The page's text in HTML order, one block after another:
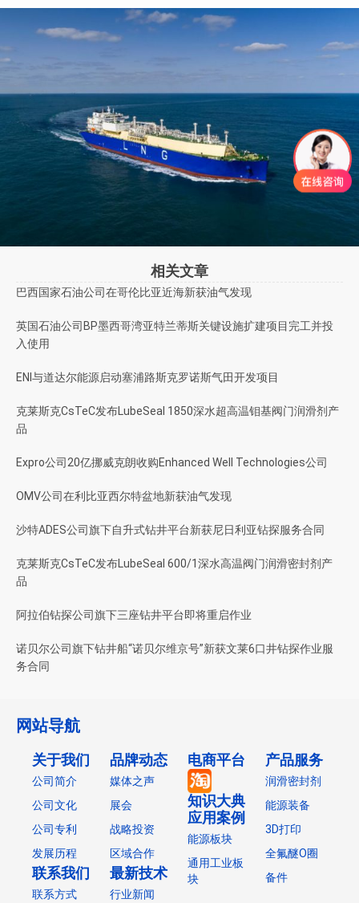
相关文章
巴西国家石油公司在哥伦比亚近海新获油气发现
英国石油公司BP墨西哥湾亚特兰蒂斯关键设施扩建项目完工并投
入使用
ENI与道达尔能源启动塞浦路斯克罗诺斯气田开发项目
克莱斯克CsTeC发布LubeSeal 1850深水超高温钼基阀门润滑剂产
品
Expro公司20亿挪威克朗收购Enhanced Well Technologies公司
OMV公司在利比亚西尔特盆地新获油气发现
沙特ADES公司旗下自升式钻井平台新获尼日利亚钻探服务合同
克莱斯克CsTeC发布LubeSeal 600/1深水高温阀门润滑密封剂产
品
阿拉伯钻探公司旗下三座钻井平台即将重启作业
诺贝尔公司旗下钻井船“诺贝尔维京号”新获文莱6口井钻探作业服
务合同
网站导航
关于我们
公司简介
公司文化
公司专利
发展历程
联系我们
联系方式
品牌动态
媒体之声
展会
战略投资
区域合作
最新技术
行业新闻
电商平台
知识大典
应用案例
能源板块
通用工业板
块
产品服务
润滑密封剂
能源装备
3D打印
全氟醚O圈
备件